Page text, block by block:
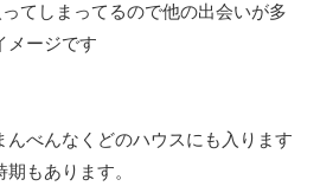
てしまってるので他の出会いが多
メージです
んべんなくどのハウスにも入ります
もあります。